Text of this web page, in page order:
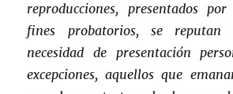
reproducciones, presentados
fines probatorios, se reputan
necesidad de presentación
excepciones, aquellos que